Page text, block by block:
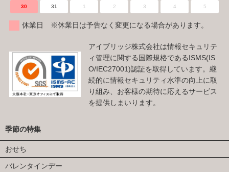
30 31 1 2 3 4 5
休業日 ※休業日は予告なく変更になる場合があります。
アイブリッジ株式会社は情報セキュリテ
ィ管理に関する国際規格であるISMS(IS
O/IEC27001)認証を取得しています。継
続的に情報セキュリティ水準の向上に取
り組み、お客様の期待に応えるサービス
を提供しまいります。
季節の特集
おせち
バレンタインデー